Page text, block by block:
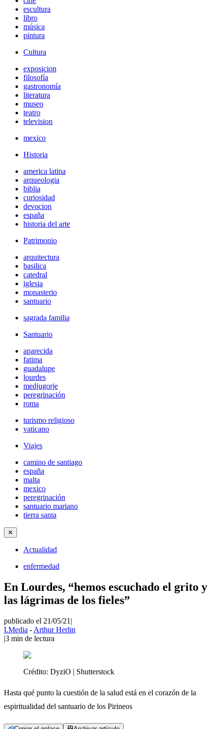
escultura
libro
música
pintura
Cultura
exposicion
filosofía
gastronomía
literatura
museo
teatro
television
mexico
Historia
america latina
arqueologia
biblia
curiosidad
devocion
españa
historia del arte
Patrimonio
arquitectura
basilica
catedral
iglesia
monasterio
santuario
sagrada familia
Santuario
aparecida
fatima
guadalupe
lourdes
medjugorje
peregrinación
roma
turismo religioso
vaticano
Viajes
camino de santiago
españa
malta
mexico
peregrinación
santuario mariano
tierra santa
✕
Actualidad
enfermedad
En Lourdes, “hemos escuchado el grito y
las lágrimas de los fieles”
publicado el 21/05/21 |
I.Media - Arthur Herlin
|3 min de lectura
Crédito: DyziO | Shutterstock
Hasta qué punto la cuestión de la salud está en el corazón de la
espiritualidad del santuario de los Pirineos